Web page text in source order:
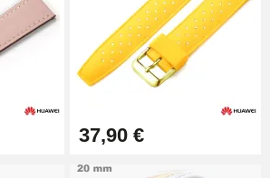
Pince à Poinçonner (pince trou)
Pince Trou pour Bracelet de
37,90 €